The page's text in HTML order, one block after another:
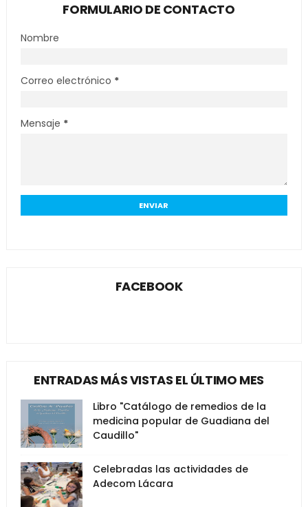
FORMULARIO DE CONTACTO
Nombre
Correo electrónico *
Mensaje *
FACEBOOK
ENTRADAS MÁS VISTAS EL ÚLTIMO MES
Libro "Catálogo de remedios de la
medicina popular de Guadiana del
Caudillo"
Celebradas las actividades de
Adecom Lácara